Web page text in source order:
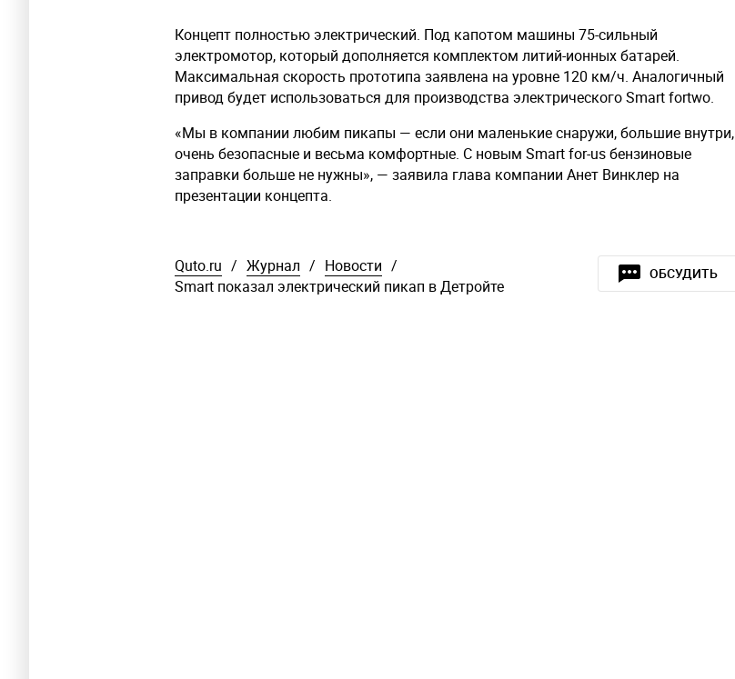
Концепт полностью электрический. Под капотом машины 75-сильный
электромотор, который дополняется комплектом литий-ионных батарей.
Максимальная скорость прототипа заявлена на уровне 120 км/ч. Аналогичный
привод будет использоваться для производства электрического Smart fortwo.
«Мы в компании любим пикапы — если они маленькие снаружи, большие внутри,
очень безопасные и весьма комфортные. С новым Smart for-us бензиновые
заправки больше не нужны», — заявила глава компании Анет Винклер на
презентации концепта.
ОБСУДИТЬ
Quto.ru / Журнал / Новости /
Smart показал электрический пикап в Детройте